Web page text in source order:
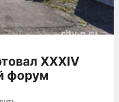
XXXIV
форум